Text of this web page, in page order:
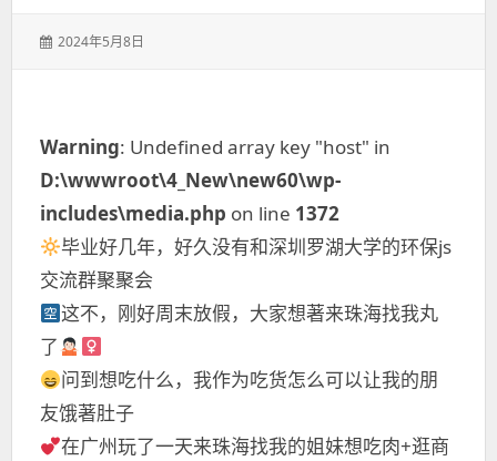
发
2024年5月8日
Warning: Undefined array key "host" in
D:\wwwroot\4_New\new60\wp-
includes\media.php on line 1372
毕业好几年，好久没有和深圳罗湖大学的环保js
交流群聚聚会
这不，刚好周末放假，大家想著来珠海找我丸
了
问到想吃什么，我作为吃货怎么可以让我的朋
友饿著肚子
在广州玩了一天来珠海找我的姐妹想吃肉+逛商